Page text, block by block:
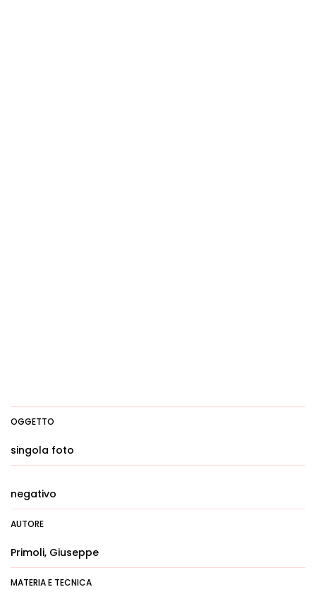
OGGETTO
singola foto
negativo
AUTORE
Primoli, Giuseppe
MATERIA E TECNICA